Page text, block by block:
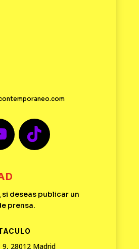
si deseas publicar un
prensa.
9, 28012 Madrid